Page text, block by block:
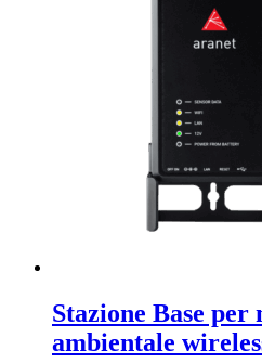
Stazione Base
ambientale